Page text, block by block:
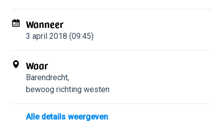
Wanneer
3 april 2018 (09:45)
Waar
Barendrecht,
bewoog richting westen
Alle details weergeven